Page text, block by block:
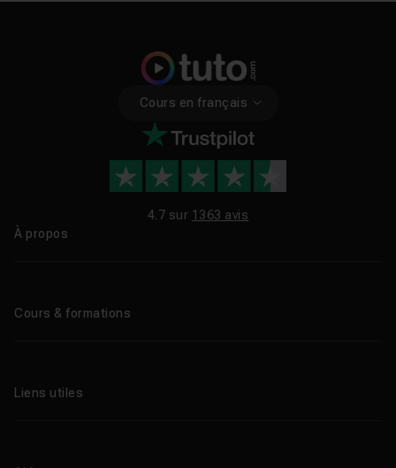
Cours en français
4.7 sur 1363 avis
À propos
Cours & formations
Formations certifiantes
Liens utiles